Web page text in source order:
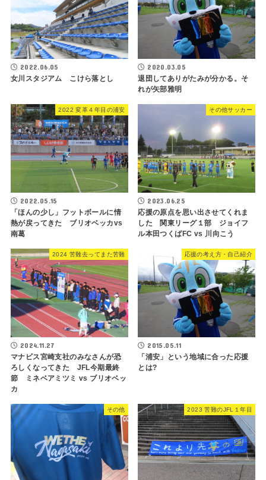
2022.06.05
女川スタジアム こけら落とし
2020.03.05
退団してありがたみが分かる。そ
れが矢部雅明
2022 変革４年目の浦安
2022.05.15
「ほんの少し」フットボールに情
熱が戻ってきた ブリオベッカvs
南葛
その他サッカー
2023.06.25
応援の原点を思い出させてくれま
した 関東リーグ１部 ジョイフ
ル本田つくばFC vs 川向こう
2024 苦難去ってまた苦難
2024.11.27
マナビス宮崎支社のみなさんが恐
ろしくなってきた JFL今期最終
節 ミネベアミツミ vs ブリオベッ
カ
応援の考え方・自己紹介
2015.05.11
「浦安」という地域に合った応援
とは?
その他 2023 苦難のJFL１年目